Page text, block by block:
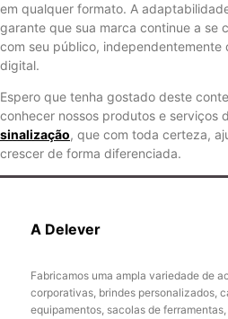
em qualquer formato. A
garante que sua marca continue a se
com seu público, independentemente
digital.
Espero que tenha gostado deste
conhecer nossos produtos e serviços
sinalização, que com toda certeza,
crescer de forma diferenciada.
A Delever
Fabricamos uma ampla variedade de
corporativas, brindes personalizados,
equipamentos, sacolas de